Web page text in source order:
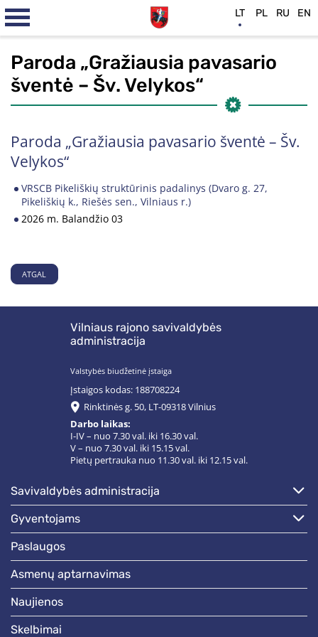
Paroda „Gražiausia pavasario
šventė – Šv. Velykos“
Paroda „Gražiausia pavasario šventė – Šv.
Velykos“
VRSCB Pikeliškių struktūrinis padalinys (Dvaro g. 27,
Pikeliškių k., Riešės sen., Vilniaus r.)
2026 m. Balandžio 03
ATGAL
Vilniaus rajono savivaldybės
administracija
Valstybės biudžetinė įstaiga
Įstaigos kodas: 188708224
Rinktinės g. 50, LT-09318 Vilnius
Darbo laikas:
I-IV – nuo 7.30 val. iki 16.30 val.
V – nuo 7.30 val. iki 15.15 val.
Pietų pertrauka nuo 11.30 val. iki 12.15 val.
savivaldybės administracija
gyventojams
paslaugos
asmenų aptarnavimas
naujienos
skelbimai
LT PL RU EN